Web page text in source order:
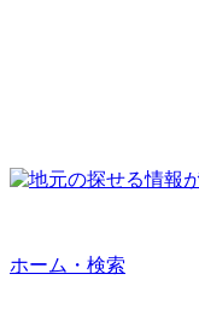
ホーム・検索